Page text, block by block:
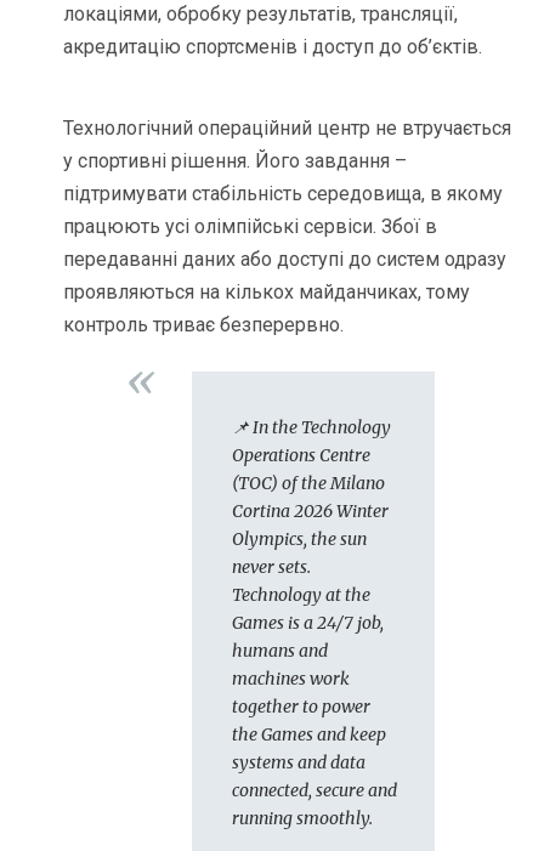
локаціями, обробку результатів, трансляції,
акредитацію спортсменів і доступ до об’єктів.
Технологічний операційний центр не втручається
у спортивні рішення. Його завдання –
підтримувати стабільність середовища, в якому
працюють усі олімпійські сервіси. Збої в
передаванні даних або доступі до систем одразу
проявляються на кількох майданчиках, тому
контроль триває безперервно.
📌 In the Technology
Operations Centre
(TOC) of the Milano
Cortina 2026 Winter
Olympics, the sun
never sets.
Technology at the
Games is a 24/7 job,
humans and
machines work
together to power
the Games and keep
systems and data
connected, secure and
running smoothly.